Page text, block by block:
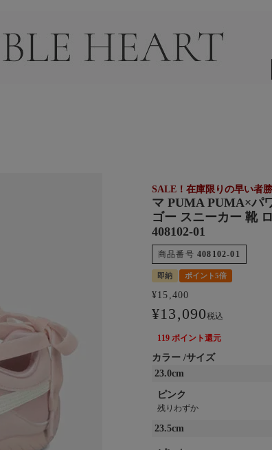
SALE！在庫限りの早い者
マ PUMA PUMA×パ
ゴー スニーカー 靴
408102-01
商品番号 408102-01
即納 ポイント5倍
¥15,400
¥13,090税込
119 ポイント還元
カラー サイズ
23.0cm
ピンク
残りわずか
23.5cm